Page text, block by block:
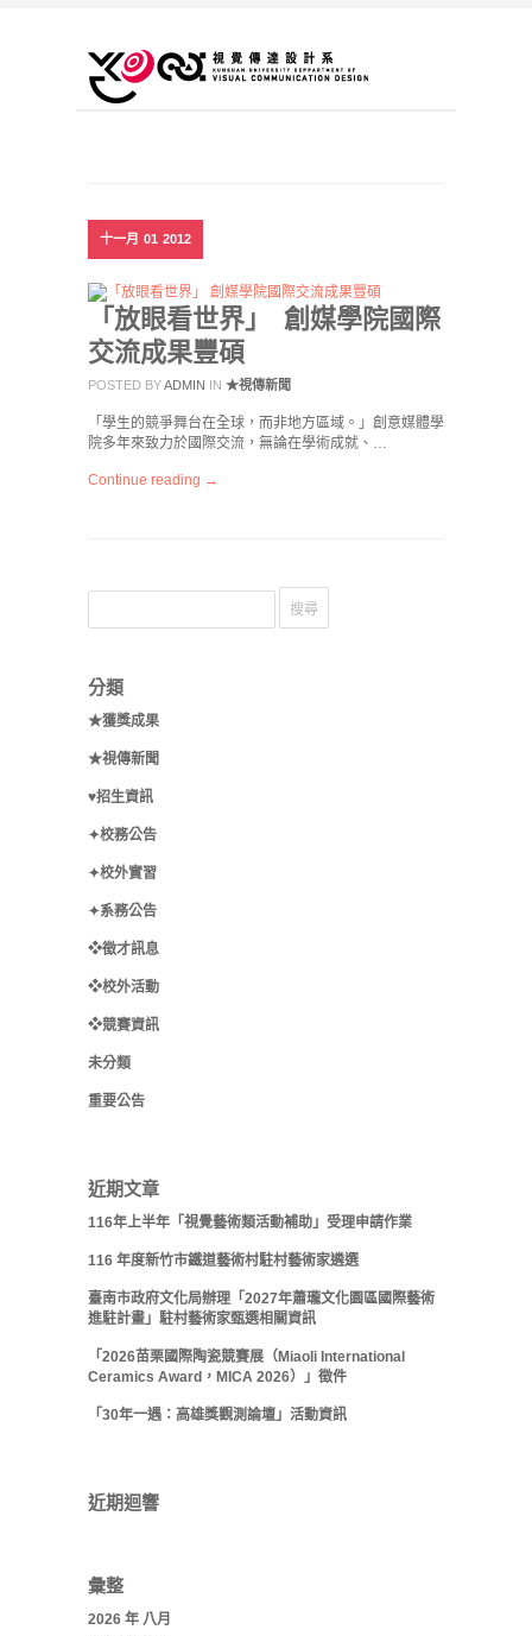
十一月 01 2012
「放眼看世界」 創媒學院國際
交流成果豐碩
POSTED BYADMIN IN ★視傳新聞
「學生的競爭舞台在全球，而非地方區域。」創意媒體學
院多年來致力於國際交流，無論在學術成就、…
Continue reading →
分類
★獲獎成果
★視傳新聞
♥招生資訊
✦校務公告
✦校外實習
✦系務公告
❖徵才訊息
❖校外活動
❖競賽資訊
未分類
重要公告
近期文章
116年上半年「視覺藝術類活動補助」受理申請作業
116 年度新竹市鐵道藝術村駐村藝術家遴選
臺南市政府文化局辦理「2027年蕭瓏文化園區國際藝術
進駐計畫」駐村藝術家甄選相關資訊
「2026苗栗國際陶瓷競賽展（Miaoli International
Ceramics Award，MICA 2026）」徵件
「30年一遇：高雄獎觀測論壇」活動資訊
近期迴響
彙整
2026 年 八月